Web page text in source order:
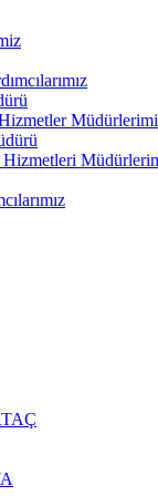
Hizmetleri